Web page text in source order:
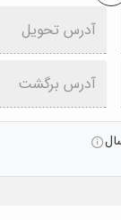
آدرس تحویل
آدرس برگشت